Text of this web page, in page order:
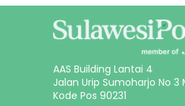
AAS Building Lantai 4
Jalan Urip Sumoharjo No 3
Kode Pos 90231